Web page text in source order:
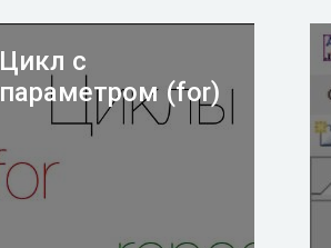
Цикл с
параметром (for)